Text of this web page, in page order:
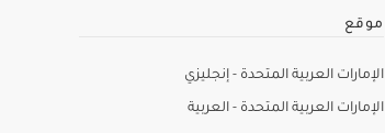
موقع
الإمارات العربية المتحدة - إنجليزي
الإمارات العربية المتحدة - العربية